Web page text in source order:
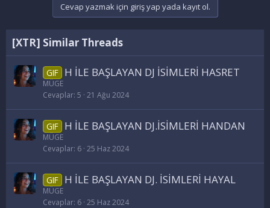
Cevap yazmak için giriş yap yada kayıt ol.
[XTR] Similar Threads
GIF H İLE BAŞLAYAN DJ İSİMLERİ HASRET
MÜGE
Cevaplar 5 21 Ağu 2024
GIF H İLE BAŞLAYAN DJ.İSİMLERİ HANDAN
MÜGE
Cevaplar 6 25 Haz 2024
GIF H İLE BAŞLAYAN DJ. İSİMLERİ HAYAL
MÜGE
Cevaplar 6 25 Haz 2024